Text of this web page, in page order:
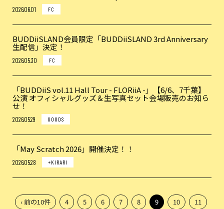
2026.06.01 FC
BUDDiiSLAND会員限定「BUDDiiSLAND 3rd Anniversary
生配信」決定！
2026.05.30 FC
「BUDDiiS vol.11 Hall Tour - FLORiiA -」【6/6、7千葉】
公演 オフィシャルグッズ＆生写真セット会場販売のお知ら
せ！
2026.05.29 GOODS
「May Scratch 2026」開催決定！！
2026.05.28 +KIRARI
‹ 前の10件 4 5 6 7 8 9 10
11